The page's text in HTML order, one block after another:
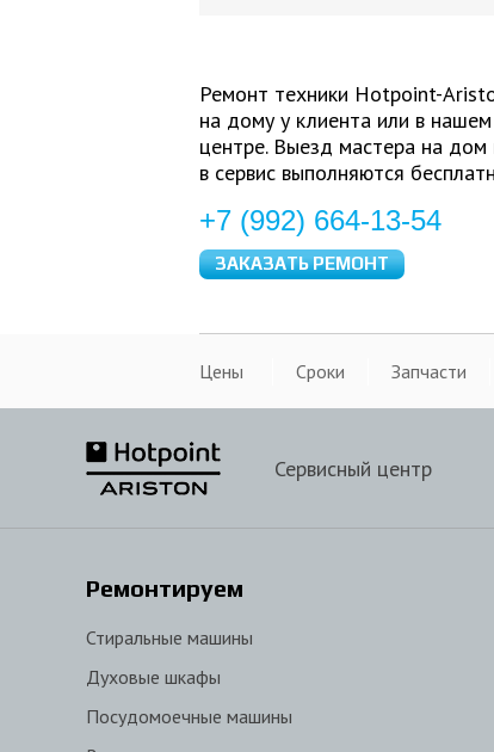
Ремонт техники Hotpoint-
на дому у клиента или в
центре. Выезд мастера на дом
в сервис выполняются
+7 (992) 664-13-54
ЗАКАЗАТЬ РЕМОНТ
Цены Сроки Запчасти
Сервисный центр
Ремонтируем
Стиральные машины
Духовые шкафы
Посудомоечные машины